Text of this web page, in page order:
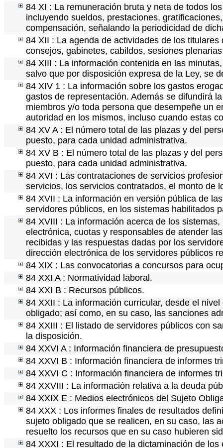
84 XI : La remuneración bruta y neta de todos
incluyendo sueldos, prestaciones,
compensación, señalando la periodicidad de
84 XII : La agenda de actividades de los
consejos, gabinetes, cabildos, sesiones
84 XIII : La información contenida en las
salvo que por disposición expresa de la Ley, se
84 XIV 1 : La información sobre los gastos
gastos de representación. Además se difundirá
miembros y/o toda persona que desempeñe un
autoridad en los mismos, incluso cuando estas
84 XV A : El número total de las plazas y del
puesto, para cada unidad administrativa.
84 XV B : El número total de las plazas y del
puesto, para cada unidad administrativa.
84 XVI : Las contrataciones de servicios
servicios, los servicios contratados, el monto de
84 XVII : La información en versión pública de
servidores públicos, en los sistemas habilitados
84 XVIII : La información acerca de los
electrónica, cuotas y responsables de atender
recibidas y las respuestas dadas por los
dirección electrónica de los servidores públicos
84 XIX : Las convocatorias a concursos para
84 XXI A : Normatividad laboral.
84 XXI B : Recursos públicos.
84 XXII : La información curricular, desde el
obligado; así como, en su caso, las sanciones
84 XXIII : El listado de servidores públicos con
la disposición.
84 XXVI A : Información financiera de
84 XXVI B : Información financiera de informes
84 XXVI C : Información financiera de informes
84 XXVIII : La información relativa a la deuda
84 XXIX E : Medios electrónicos del Sujeto
84 XXX : Los informes finales de resultados
sujeto obligado que se realicen, en su caso, las
resuelto los recursos que en su caso hubieren
84 XXXI : El resultado de la dictaminación de los